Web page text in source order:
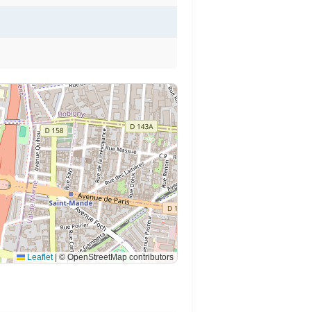
Leaflet © OpenStreetMap contributors